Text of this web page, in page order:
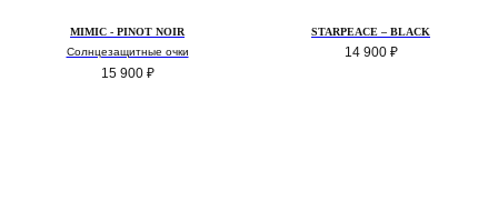
MIMIC - PINOT NOIR
Солнцезащитные очки
15 900 ₽
STARPEACE – BLACK
14 900 ₽